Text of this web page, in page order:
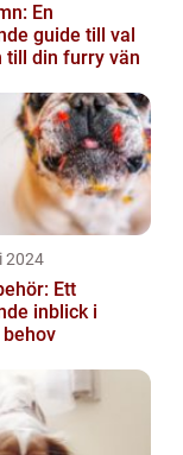
En
guide till val
till din furry vän
2024
Ett
inblick i